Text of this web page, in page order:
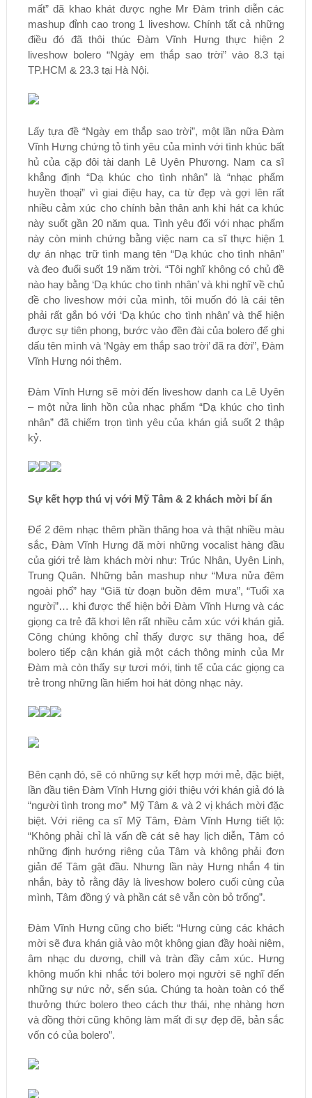
mất” đã khao khát được nghe Mr Đàm trình diễn các
mashup đỉnh cao trong 1 liveshow. Chính tất cả những
điều đó đã thôi thúc Đàm Vĩnh Hưng thực hiện 2
liveshow bolero “Ngày em thắp sao trời” vào 8.3 tại
TP.HCM & 23.3 tại Hà Nội.
Lấy tựa đề “Ngày em thắp sao trời”, một lần nữa Đàm
Vĩnh Hưng chứng tỏ tình yêu của mình với tình khúc bất
hủ của cặp đôi tài danh Lê Uyên Phương. Nam ca sĩ
khẳng định “Dạ khúc cho tình nhân” là “nhạc phẩm
huyền thoại” vì giai điệu hay, ca từ đẹp và gợi lên rất
nhiều cảm xúc cho chính bản thân anh khi hát ca khúc
này suốt gần 20 năm qua. Tình yêu đối với nhạc phẩm
này còn minh chứng bằng việc nam ca sĩ thực hiện 1
dự án nhạc trữ tình mang tên “Dạ khúc cho tình nhân”
và đeo đuổi suốt 19 năm trời. “Tôi nghĩ không có chủ đề
nào hay bằng ‘Dạ khúc cho tình nhân’ và khi nghĩ về chủ
đề cho liveshow mới của mình, tôi muốn đó là cái tên
phải rất gắn bó với ‘Dạ khúc cho tình nhân’ và thể hiện
được sự tiên phong, bước vào đền đài của bolero để ghi
dấu tên mình và ‘Ngày em thắp sao trời’ đã ra đời”, Đàm
Vĩnh Hưng nói thêm.
Đàm Vĩnh Hưng sẽ mời đến liveshow danh ca Lê Uyên
– một nửa linh hồn của nhạc phẩm “Dạ khúc cho tình
nhân” đã chiếm trọn tình yêu của khán giả suốt 2 thập
kỷ.
Sự kết hợp thú vị với Mỹ Tâm & 2 khách mời bí ẩn
Để 2 đêm nhạc thêm phần thăng hoa và thật nhiều màu
sắc, Đàm Vĩnh Hưng đã mời những vocalist hàng đầu
của giới trẻ làm khách mời như: Trúc Nhân, Uyên Linh,
Trung Quân. Những bản mashup như “Mưa nửa đêm
ngoài phố” hay “Giã từ đoạn buồn đêm mưa”, “Tuổi xa
người”… khi được thể hiện bởi Đàm Vĩnh Hưng và các
giọng ca trẻ đã khơi lên rất nhiều cảm xúc với khán giả.
Công chúng không chỉ thấy được sự thăng hoa, để
bolero tiếp cận khán giả một cách thông minh của Mr
Đàm mà còn thấy sự tươi mới, tinh tế của các giọng ca
trẻ trong những lần hiếm hoi hát dòng nhạc này.
Bên cạnh đó, sẽ có những sự kết hợp mới mẻ, đặc biệt,
lần đầu tiên Đàm Vĩnh Hưng giới thiệu với khán giả đó là
“người tình trong mơ” Mỹ Tâm & và 2 vị khách mời đặc
biệt. Với riêng ca sĩ Mỹ Tâm, Đàm Vĩnh Hưng tiết lộ:
“Không phải chỉ là vấn đề cát sê hay lịch diễn, Tâm có
những định hướng riêng của Tâm và không phải đơn
giản để Tâm gật đầu. Nhưng lần này Hưng nhắn 4 tin
nhắn, bày tỏ rằng đây là liveshow bolero cuối cùng của
mình, Tâm đồng ý và phần cát sê vẫn còn bỏ trống”.
Đàm Vĩnh Hưng cũng cho biết: “Hưng cùng các khách
mời sẽ đưa khán giả vào một không gian đầy hoài niệm,
âm nhạc du dương, chill và tràn đầy cảm xúc. Hưng
không muốn khi nhắc tới bolero mọi người sẽ nghĩ đến
những sự nức nở, sến súa. Chúng ta hoàn toàn có thể
thưởng thức bolero theo cách thư thái, nhẹ nhàng hơn
và đồng thời cũng không làm mất đi sự đẹp đẽ, bản sắc
vốn có của bolero”.